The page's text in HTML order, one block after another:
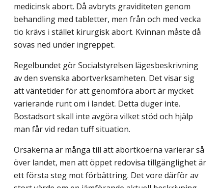
medicinsk abort. Då avbryts graviditeten genom
behandling med tabletter, men från och med vecka
tio krävs i stället kirurgisk abort. Kvinnan måste då
sövas ned under ingreppet.
Regelbundet gör Socialstyrelsen lägesbeskrivning
av den svenska abortverksamheten. Det visar sig
att väntetider för att genomföra abort är mycket
varierande runt om i landet. Detta duger inte.
Bostadsort skall inte avgöra vilket stöd och hjälp
man får vid redan tuff situation.
Orsakerna är många till att abortköerna varierar så
över landet, men att öppet redovisa tillgänglighet är
ett första steg mot förbättring. Det vore därför av